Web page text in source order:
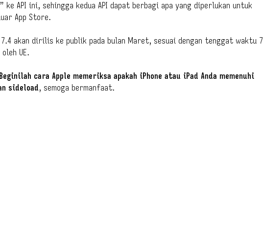
ke API ini, sehingga kedua API dapat berbagi apa yang diperlukan untuk
App Store.
akan dirilis ke publik pada bulan Maret, sesuai dengan tenggat waktu 7
UE.
Beginilah cara Apple memeriksa apakah iPhone atau iPad Anda memenuhi
sideload, semoga bermanfaat.